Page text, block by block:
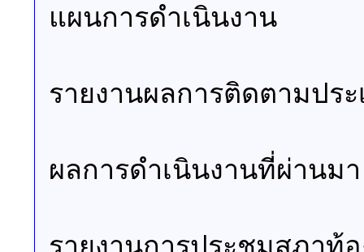
แผนการดำเนินงาน
รายงานผลการติดตามปร
ผลการดำเนินงานที่ผ่านมา
รายงานการประชุมสภาท้